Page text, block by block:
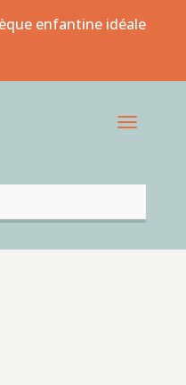
enfantine idéale